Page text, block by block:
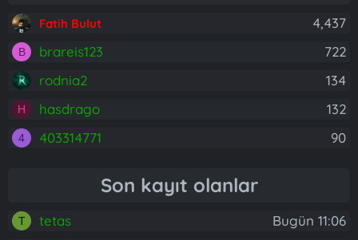
Fatih Bulut 4,437
B brareis123
722
rodnia2
134
H hasdrago 132
4 403314771 90
Son kayıt olanlar
T tetas
Bugün 11:06